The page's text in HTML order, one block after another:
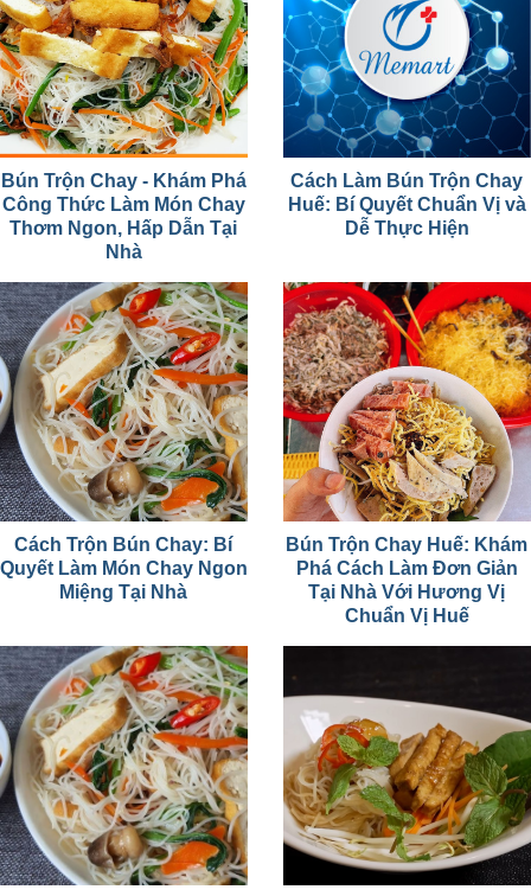
Bún Trộn Chay - Khám Phá
Công Thức Làm Món Chay
Thơm Ngon, Hấp Dẫn Tại
Nhà
Cách Làm Bún Trộn Chay
Huế: Bí Quyết Chuẩn Vị và
Dễ Thực Hiện
Cách Trộn Bún Chay: Bí
Quyết Làm Món Chay Ngon
Miệng Tại Nhà
Bún Trộn Chay Huế: Khám
Phá Cách Làm Đơn Giản
Tại Nhà Với Hương Vị
Chuẩn Vị Huế